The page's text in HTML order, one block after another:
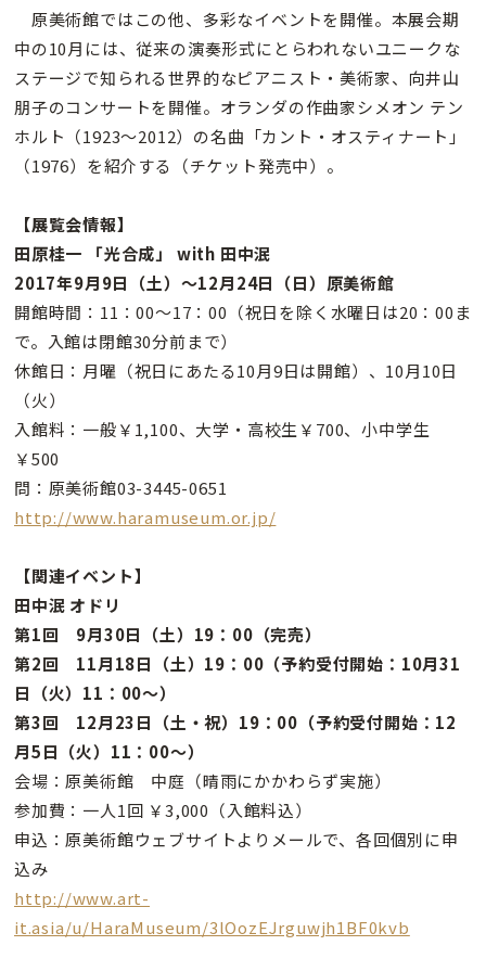
原美術館ではこの他、多彩なイベントを開催。本展会期
中の10月には、従来の演奏形式にとらわれないユニークな
ステージで知られる世界的なピアニスト・美術家、向井山
朋子のコンサートを開催。オランダの作曲家シメオン テン
ホルト（1923〜2012）の名曲「カント・オスティナート」
（1976）を紹介する（チケット発売中）。
【展覧会情報】
田原桂一 「光合成」 with 田中泯
2017年9月9日（土）〜12月24日（日）原美術館
開館時間：11：00〜17：00（祝日を除く水曜日は20：00ま
で。入館は閉館30分前まで）
休館日：月曜（祝日にあたる10月9日は開館）、10月10日
（火）
入館料：一般￥1,100、大学・高校生￥700、小中学生
￥500
問：原美術館03-3445-0651
http://www.haramuseum.or.jp/
【関連イベント】
田中泯 オドリ
第1回 9月30日（土）19：00（完売）
第2回 11月18日（土）19：00（予約受付開始：10月31
日（火）11：00〜）
第3回 12月23日（土・祝）19：00（予約受付開始：12
月5日（火）11：00〜）
会場：原美術館 中庭（晴雨にかかわらず実施）
参加費：一人1回 ￥3,000（入館料込）
申込：原美術館ウェブサイトよりメールで、各回個別に申
込み
http://www.art-
it.asia/u/HaraMuseum/3lOozEJrguwjh1BF0kvb